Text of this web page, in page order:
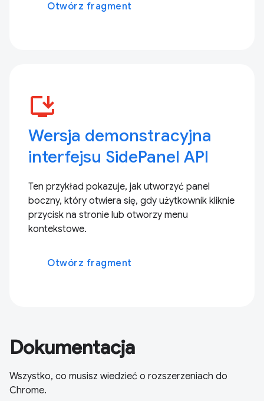
Otwórz fragment
install_desktop
Wersja demonstracyjna
interfejsu SidePanel API
Ten przykład pokazuje, jak utworzyć panel
boczny, który otwiera się, gdy użytkownik kliknie
przycisk na stronie lub otworzy menu
kontekstowe.
Otwórz fragment
Dokumentacja
Wszystko, co musisz wiedzieć o rozszerzeniach do
Chrome.